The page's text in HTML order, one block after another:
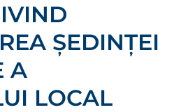
ȘEDINȚEI
A
LOCAL